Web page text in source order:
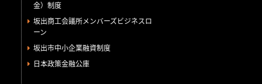
金）制度
坂出商工会議所メンバーズビジネスロ
ーン
坂出市中小企業融資制度
日本政策金融公庫